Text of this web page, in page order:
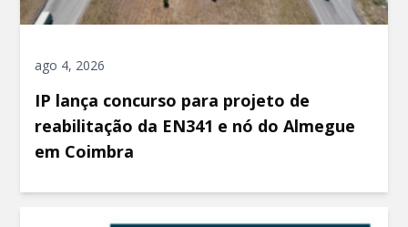
ago 4, 2026
IP lança concurso para projeto de
reabilitação da EN341 e nó do Almegue
em Coimbra